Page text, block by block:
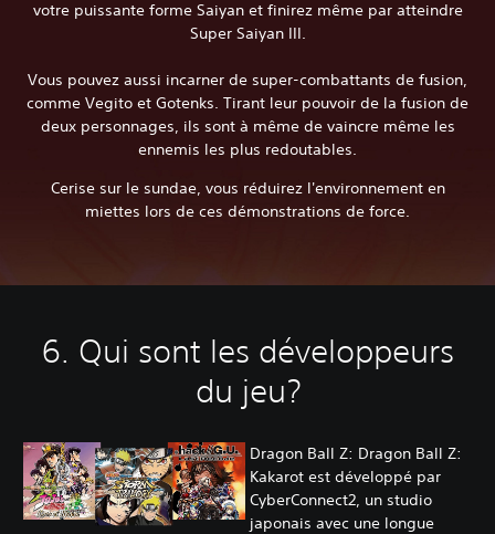
votre puissante forme Saiyan et finirez même par atteindre
Super Saiyan III.
Vous pouvez aussi incarner de super-combattants de fusion,
comme Vegito et Gotenks. Tirant leur pouvoir de la fusion de
deux personnages, ils sont à même de vaincre même les
ennemis les plus redoutables.
Cerise sur le sundae, vous réduirez l'environnement en
miettes lors de ces démonstrations de force.
6. Qui sont les développeurs
du jeu?
Dragon Ball Z: Dragon Ball Z:
Kakarot est développé par
CyberConnect2, un studio
japonais avec une longue